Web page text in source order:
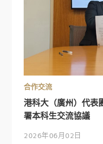
合作交流
港科大（廣州）代表
署本科生交流協議
2026年06月02日